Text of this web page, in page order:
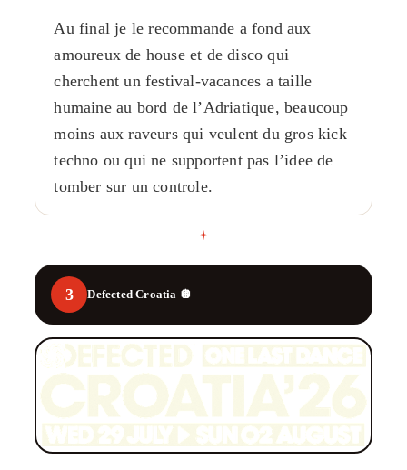
Au final je le recommande a fond aux
amoureux de house et de disco qui
cherchent un festival-vacances a taille
humaine au bord de l’Adriatique, beaucoup
moins aux raveurs qui veulent du gros kick
techno ou qui ne supportent pas l’idee de
tomber sur un controle.
3 Defected Croatia 🪩